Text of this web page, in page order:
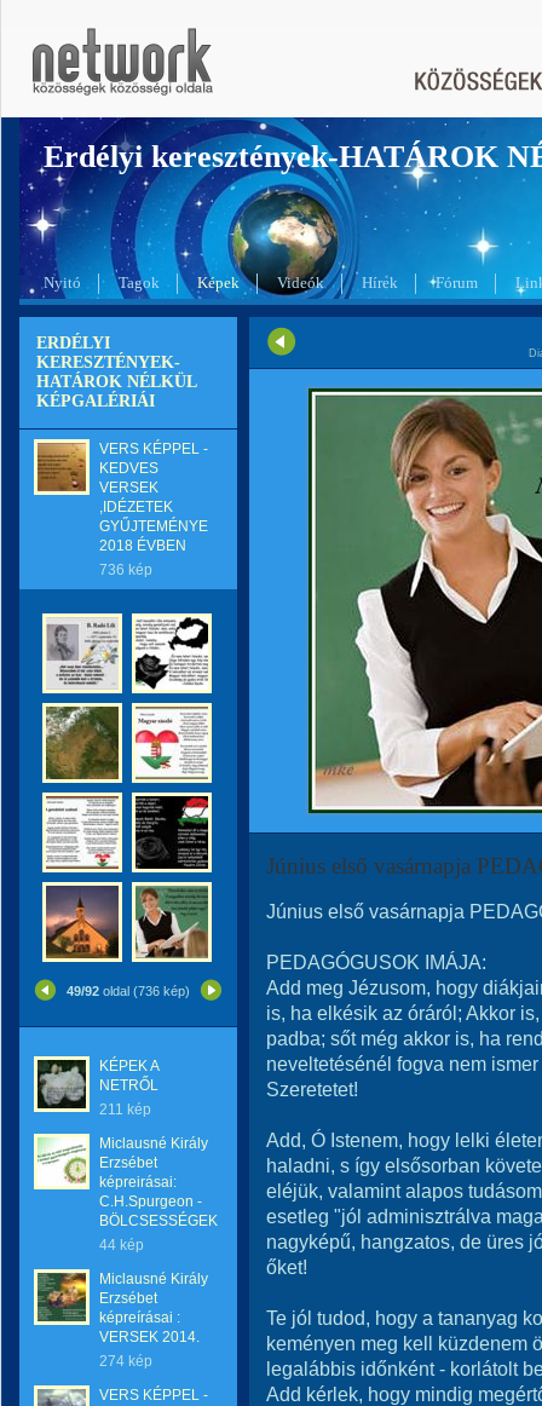
Erdélyi keresztények-HATÁROK
Nyitó Tagok Képek Videók Hírek Fórum
ERDÉLYI
KERESZTÉNYEK-
HATÁROK NÉLKÜL
KÉPGALÉRIÁI
VERS KÉPPEL -
KEDVES
VERSEK
,IDÉZETEK
GYŰJTEMÉNYE
2018 ÉVBEN
736 kép
49/92 oldal (736 kép)
KÉPEK A
NETRŐL
211 kép
Miclausné Király
Erzsébet
képreirásai:
C.H.Spurgeon -
BÖLCSESSÉGEK
44 kép
Miclausné Király
Erzsébet
képreírásai :
VERSEK 2014.
274 kép
VERS KÉPPEL -
Június első vasárnapja
Június első vasárnapja
PEDAGÓGUSOK IMÁJA:
Add meg Jézusom, hogy
is, ha elkésik az óráról; Akkor
padba; sőt még akkor is, ha
neveltetésénél fogva nem
Szeretetet!
Add, Ó Istenem, hogy lelki
haladni, s így elsősorban
eléjük, valamint alapos
esetleg "jól adminisztrálva
nagyképű, hangzatos, de üres
őket!
Te jól tudod, hogy a tananyag
keményen meg kell küzdenem
legalábbis időnként - korlátolt
Add kérlek, hogy mindig